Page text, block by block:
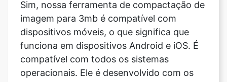
funciona em dispositivos Android e iOS. É
compatível com todos os sistemas
operacionais. Ele é desenvolvido com os
códigos e recursos mais recentes,
permitindo ao usuário compactar qualquer
imagem enviada pelo usuário em qualquer